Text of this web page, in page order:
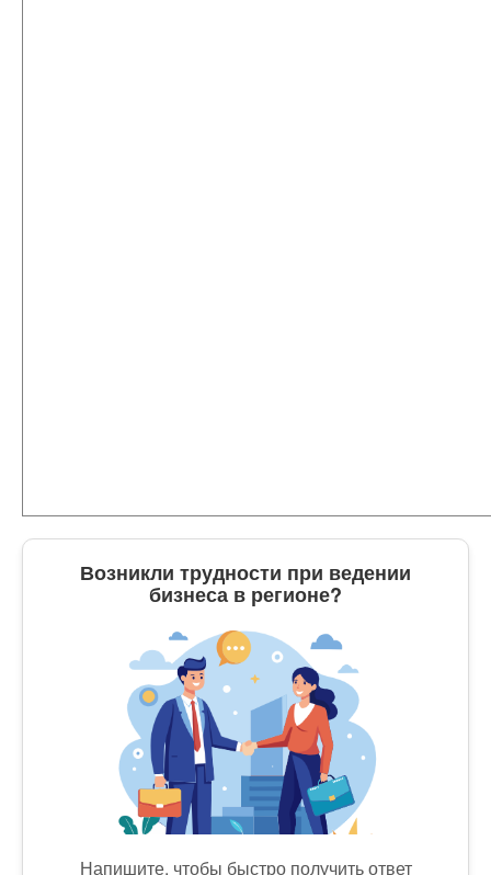
Возникли трудности при ведении
бизнеса в регионе?
Напишите, чтобы быстро получить ответ